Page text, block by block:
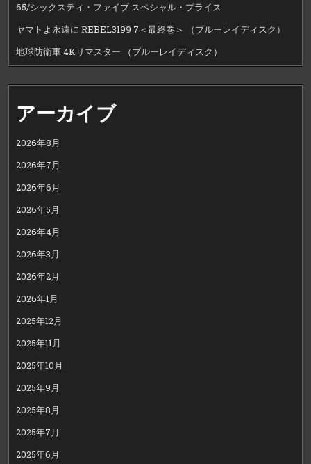
65/シックスティ・ファイブ スペシャル・プライス
ヤマトよ永遠に REBEL3199 7＜最終巻＞ （ブルーレイディスク）
地球防衛軍 4Kリマスター （ブルーレイディスク）
アーカイブ
2026年8月
2026年7月
2026年6月
2026年5月
2026年4月
2026年3月
2026年2月
2026年1月
2025年12月
2025年11月
2025年10月
2025年9月
2025年8月
2025年7月
2025年6月